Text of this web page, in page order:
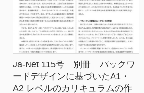
Ja-Net 115号 別冊 バックワ
ードデザインに基づいたA1・
A2 レベルのカリキュラムの作